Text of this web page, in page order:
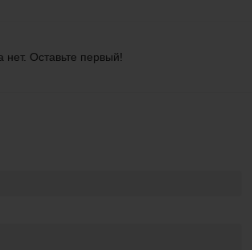
Оставьте первый!